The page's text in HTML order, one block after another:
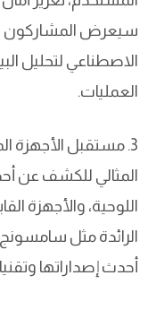
سيعرض المشاركون
الاصطناعي لتحليل
العمليات.
المثالي للكشف عن
اللوحية، والأجهزة
الرائدة مثل
أحدث إصداراتها